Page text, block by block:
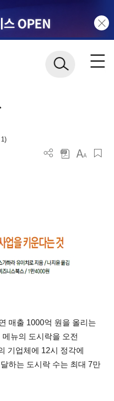
매출 1000억 원을 올리는
뉴의 도시락을 오전
기업체에 12시 정각에
하는 도시락 수는 최대 7만